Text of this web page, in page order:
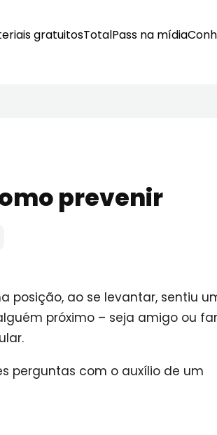
gratuitosTotalPass na mídia
prevenir
posição, ao se levantar, sentiu
próximo – seja amigo ou
perguntas com o auxílio de um